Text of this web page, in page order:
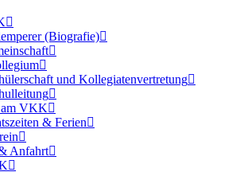
(Biografie)
und Kollegiatenvertretung
VKK
& Ferien
Anfahrt